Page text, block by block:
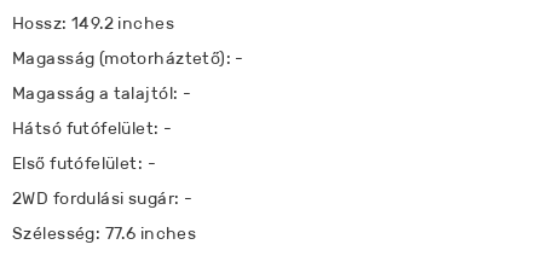
Hossz: 149.2 inches
Magasság (motorháztető): -
Magasság a talajtól: -
Hátsó futófelület: -
Első futófelület: -
2WD fordulási sugár: -
Szélesség: 77.6 inches